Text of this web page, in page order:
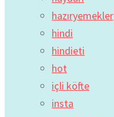
hazıryemekler
hindi
hindieti
hot
içli köfte
insta